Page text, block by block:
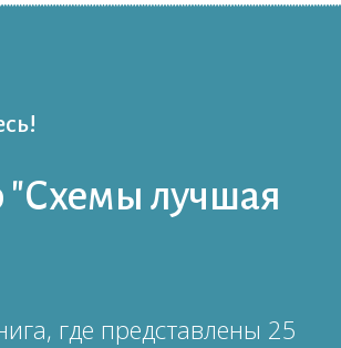
"Схемы лучшая
где представлены 25